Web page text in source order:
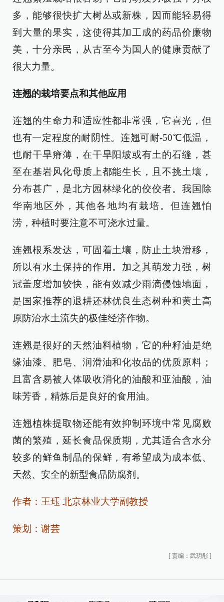
多，能够很快扩大树丛或新株，因而能轻易得
到大量的果实，这使得其加工成的药品价廉物
美，十分亲民，从古至今为国人的健康贡献了
很大力量。
连翘的栽培要点和其他应用
连翘的生命力和适应性都非常强，它喜光，但
也有一定程度的耐阴性。连翘可耐-50℃低温，
也耐干旱瘠薄，在干旱阳坡或有土的石缝，甚
至在基岩风化母质上都能生长，且不挑土壤，
分布甚广，是北方园林绿化的佼佼者。我国除
华南地区外，其他各地均有栽培。但连翘怕
涝，种植时要注意不可浇水过量。
连翘根系发达，可固着土壤，防止土块滑移，
所以有水土保持的作用。加之其萌发力强，树
冠盖度增加较快，能有效减少雨滴侵蚀地面，
是国家推荐的退耕还林优良生态树种和黄土高
原防治水土流失的极佳经济作物。
连翘是很好的天然油料植物，它的种籽油是绝
缘油漆、肥皂、润滑油和化妆品的优质原料；
且富含易被人体吸收消化的油酸和亚油酸，油
味芳香，精炼后是良好的食用油。
连翘植株提取物还能有效抑制环境中常见腐败
菌的繁殖，延长食品保质期，尤其适合含水分
较多的鲜鱼制品的保鲜，有希望成为成本低、
天然、安全的新型食品防腐剂。
作者：王珏 北京林业大学副教授
策划：谢芸
[ 责编：武玥彤 ]